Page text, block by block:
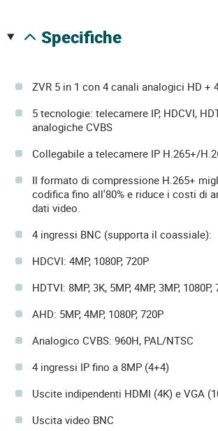
specifiche
ZVR 5 in 1 con 4 canali analogici HD +
5 tecnologie: telecamere IP, HDCVI,
analogiche CVBS
Collegabile a telecamere IP H.265+/
Il formato di compressione H.265+
codifica fino all'80% e riduce i costi di
dati video.
4 ingressi BNC (supporta il coassiale):
HDCVI: 4MP, 1080P, 720P
HDTVI: 8MP, 3K, 5MP, 4MP, 3MP, 1080P,
AHD: 5MP, 4MP, 1080P, 720P
Analogico CVBS: 960H, PAL/NTSC
4 ingressi IP fino a 8MP (4+4)
Uscite indipendenti HDMI (4K) e VGA
Uscita video BNC